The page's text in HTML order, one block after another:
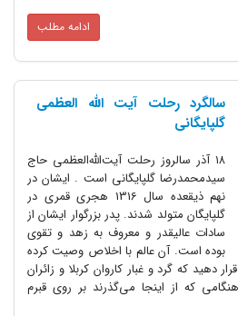
ادامه مطلب
سالگرد رحلت آیت الله العظمی
گلپایگانی
۱۸ آذر سالروز رحلت آیت‌الله‌العظمی حاج
سیدمحمدرضا گلپایگانی است . ایشان در
نهم ذیقعده سال 1316 هجری قمری در
گلپایگان متولد شدند. پدر بزرگوار ایشان از
سادات عالیقدر و معروف به زهد و تقوی
بوده است‌. آن عالم با اخلاص وصیت کرده
دهید که گرد و غبار کاروان کربلا و زائران
که از اینجا می‌گذرند بر روی قبرم